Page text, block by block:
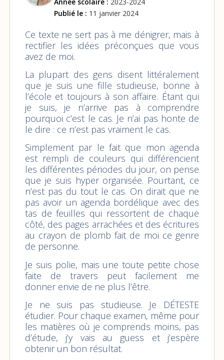
Publié le : 11 janvier 2024
Ce texte ne sert pas à me dénigrer, mais à
rectifier les idées préconçues que vous
avez de moi.
La plupart des gens disent littéralement
que je suis une fille studieuse, bonne à
l’école et toujours à son affaire. Étant qui
je suis, je n’arrive pas à comprendre
pourquoi c’est le cas. Je n’ai pas honte de
le dire : ce n’est pas vraiment le cas.
Simplement par le fait que mon agenda
est rempli de couleurs qui différencient
les différentes périodes du jour, on pense
que je suis hyper organisée. Pourtant, ce
n’est pas du tout le cas. On dirait que ne
pas avoir un agenda bordélique avec des
tas de feuilles qui ressortent de chaque
côté, des pages arrachées et des écritures
au crayon de plomb fait de moi ce genre
de personne.
Je suis polie, mais une toute petite chose
faite de travers peut facilement me
donner envie de ne plus l’être.
Je ne suis pas studieuse. Je DÉTESTE
étudier. Pour chaque examen, même pour
les matières où je comprends moins, pas
d’étude, j’y vais au guess et j’espère
obtenir un bon résultat.